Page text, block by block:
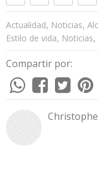
Actualidad, Noticias,
Estilo de vida, Noticias,
Compartir por: